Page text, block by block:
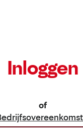
Inloggen
of